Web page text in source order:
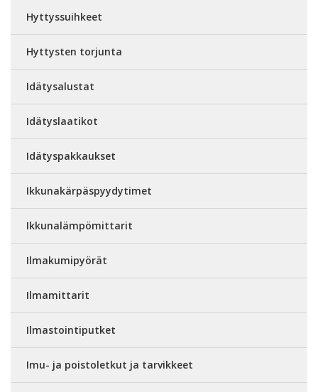
Hyttyssuihkeet
Hyttysten torjunta
Idätysalustat
Idätyslaatikot
Idätyspakkaukset
Ikkunakärpäspyydytimet
Ikkunalämpömittarit
Ilmakumipyörät
Ilmamittarit
Ilmastointiputket
Imu- ja poistoletkut ja tarvikkeet